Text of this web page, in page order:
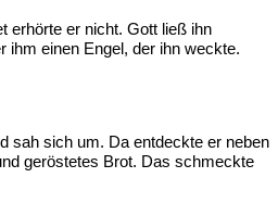
erhörte er nicht. Gott ließ ihn
ihm einen Engel, der ihn weckte.
sah sich um. Da entdeckte er neben
geröstetes Brot. Das schmeckte